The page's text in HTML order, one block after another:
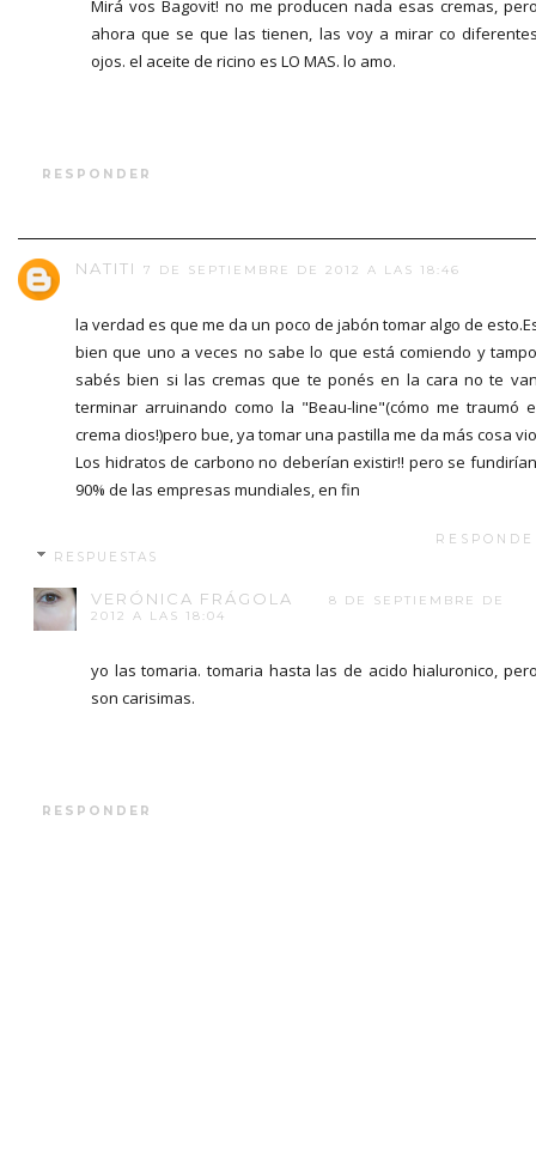
Mirá vos Bagovit! no me producen nada esas cremas,
ahora que se que las tienen, las voy a mirar co
ojos. el aceite de ricino es LO MAS. lo amo.
RESPONDER
NATITI 7 DE SEPTIEMBRE DE 2012 A LAS 18:46
la verdad es que me da un poco de jabón tomar algo de
bien que uno a veces no sabe lo que está comiendo y
sabés bien si las cremas que te ponés en la cara no te
terminar arruinando como la "Beau-line"(cómo me traumó
crema dios!)pero bue, ya tomar una pastilla me da más cosa vio
Los hidratos de carbono no deberían existir!! pero se
90% de las empresas mundiales, en fin
RESPUESTAS
VERÓNICA FRÁGOLA
8 DE SEPTIEMBRE DE
2012 A LAS 18:04
yo las tomaria. tomaria hasta las de acido hialuronico,
son carisimas.
RESPONDER